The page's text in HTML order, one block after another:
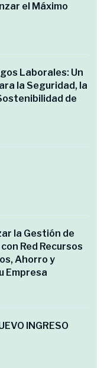
el Máximo
Laborales: Un
la Seguridad, la
de
la Gestión de
Red Recursos
Ahorro y
Empresa
INGRESO